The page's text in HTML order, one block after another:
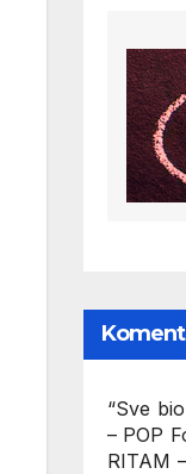
“Sve
– POP
RITAM